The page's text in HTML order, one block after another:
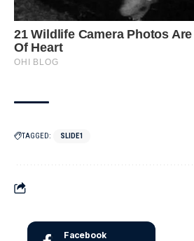
TAGGED: SLIDE1
Facebook